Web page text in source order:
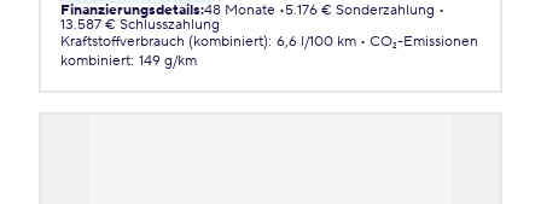
Finanzierungsdetails:48 Monate 5.176 € Sonderzahlung
13.587 € Schlusszahlung
Kraftstoffverbrauch (kombiniert): 6,6 l/100 km
CO₂-Emissionen
kombiniert: 149 g/km